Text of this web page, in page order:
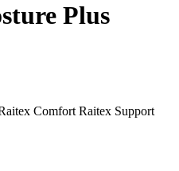
Plus
Comfort Raitex Support